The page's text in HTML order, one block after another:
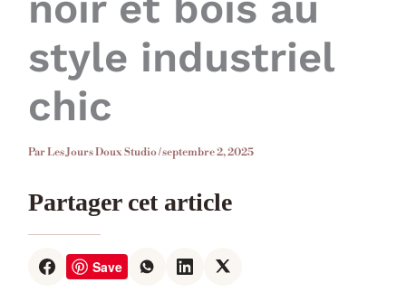
style industriel
chic
ParLes Jours Doux Studio/septembre 2, 2025
Partager cet article
Save